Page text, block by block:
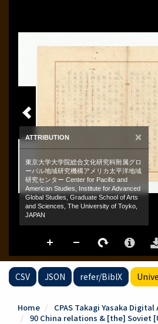
CSV JSON refer/BibIX
Home
CPAS Takagi Yasaka Digital
90 China relations & [the] Soviet